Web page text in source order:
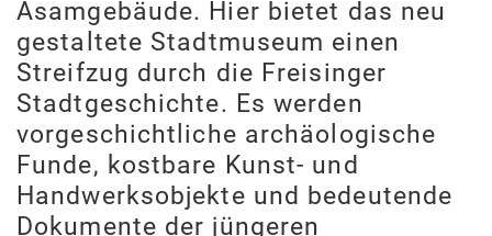
Asamgebäude. Hier bietet das neu
gestaltete Stadtmuseum einen
Streifzug durch die Freisinger
Stadtgeschichte. Es werden
vorgeschichtliche archäologische
Funde, kostbare Kunst- und
Handwerksobjekte und bedeutende
Dokumente der jüngeren